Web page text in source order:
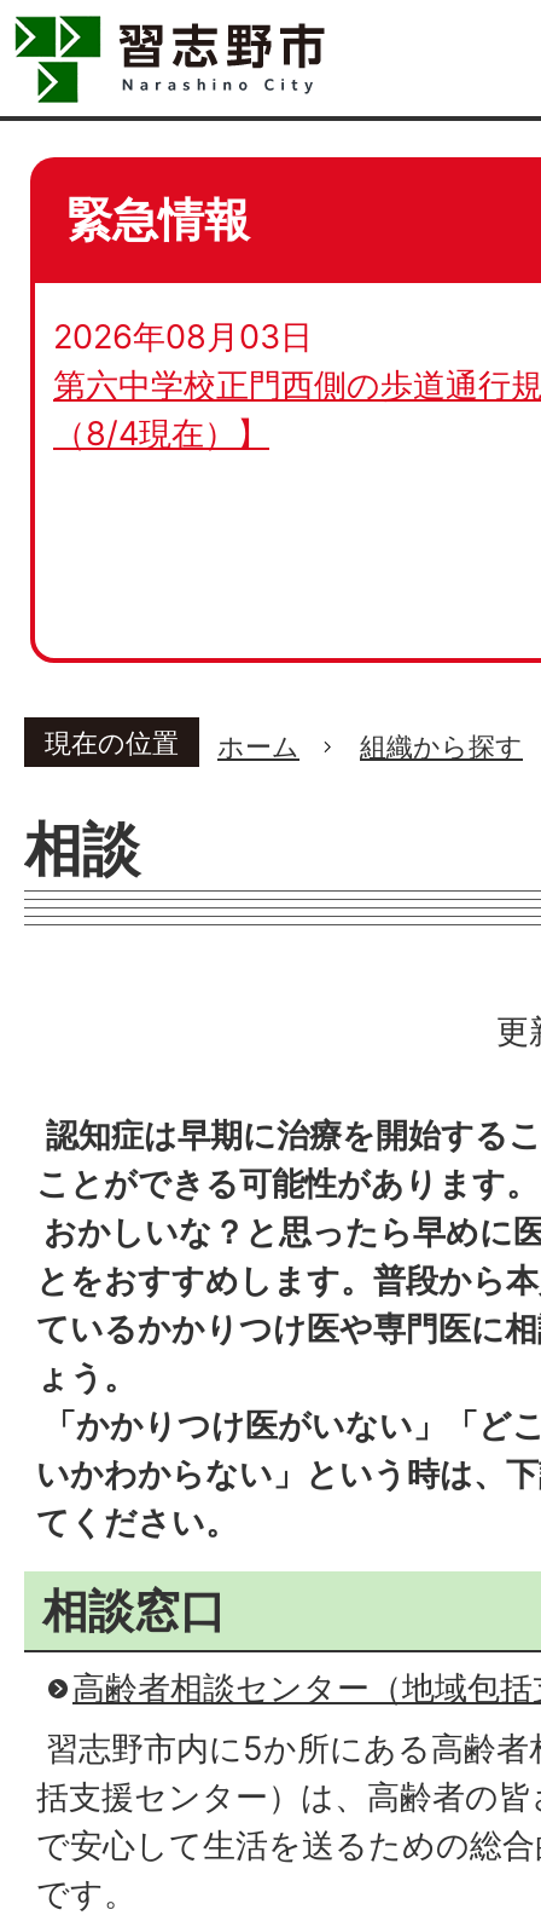
緊急情報
2026年08月03日
第六中学校正門西側の歩道通行
（8/4現在）】
現在の位置 ホーム 組織から探す
相談
更
認知症は早期に治療を開始する
ことができる可能性があります。
おかしいな？と思ったら早めに
とをおすすめします。普段から
ているかかりつけ医や専門医に
ょう。
「かかりつけ医がいない」「ど
いかわからない」という時は、
てください。
相談窓口
高齢者相談センター（地域包
習志野市内に5か所にある高齢
括支援センター）は、高齢者の
で安心して生活を送るための総
です。